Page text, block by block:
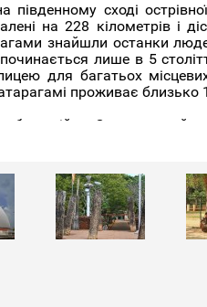
південному сході
на 228 кілометрів і
знайшли останки
починається лише в 5
для багатьох місцевих
проживає
війни Сканде, який
Вважається, що
до нашої ери.
факіри та танцюристи
ви надумали
раніше.